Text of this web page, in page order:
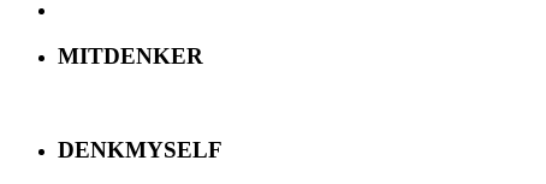
MITDENKER
DENKMYSELF